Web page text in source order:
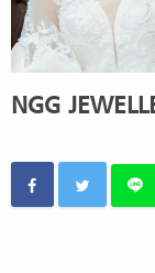
NGG